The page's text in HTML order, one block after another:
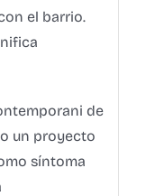
el barrio.
de
un proyecto
síntoma